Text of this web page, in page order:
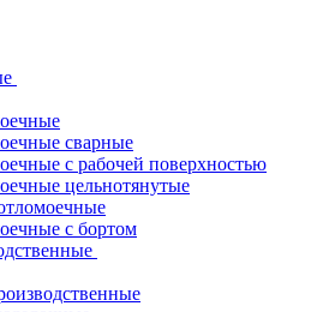
сварные
с рабочей поверхностью
цельнотянутые
с бортом